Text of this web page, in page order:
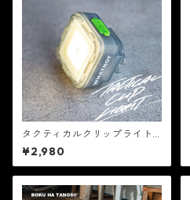
タクティカルクリップライト -
WHATNOT
¥2,980